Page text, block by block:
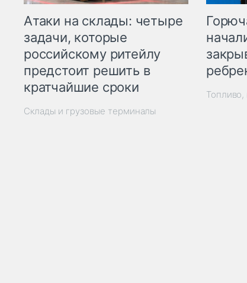
Атаки на склады: четыре
задачи, которые
российскому ритейлу
предстоит решить в
кратчайшие сроки
Склады и грузовые терминалы